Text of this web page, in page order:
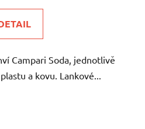
Campari Soda, jednotlivě
a kovu. Lankové...